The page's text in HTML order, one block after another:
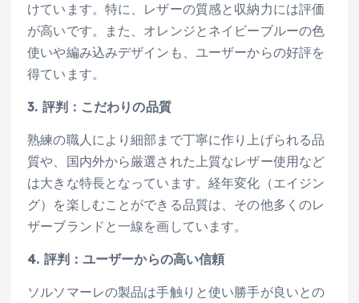
けています。特に、レザーの質感と収納力には評価
が高いです。また、オレンジとネイビーブルーの色
使いや編み込みデザインも、ユーザーからの好評を
得ています。
3. 評判：こだわりの品質
熟練の職人により細部まで丁寧に作り上げられる品
質や、国内外から厳選された上質なレザー使用など
は大きな特長となっています。経年変化（エイジン
グ）を楽しむことができる品質は、その他多くのレ
ザーブランドと一線を画しています。
4. 評判：ユーザーからの高い信頼
ソルソマーレの製品は手触りと使い勝手が良いとの